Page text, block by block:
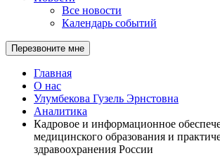
Все новости
Календарь событий
Перезвоните мне
Главная
О нас
Улумбекова Гузель Эрнстовна
Аналитика
Кадровое и информационное
медицинского образования и
здравоохранения России